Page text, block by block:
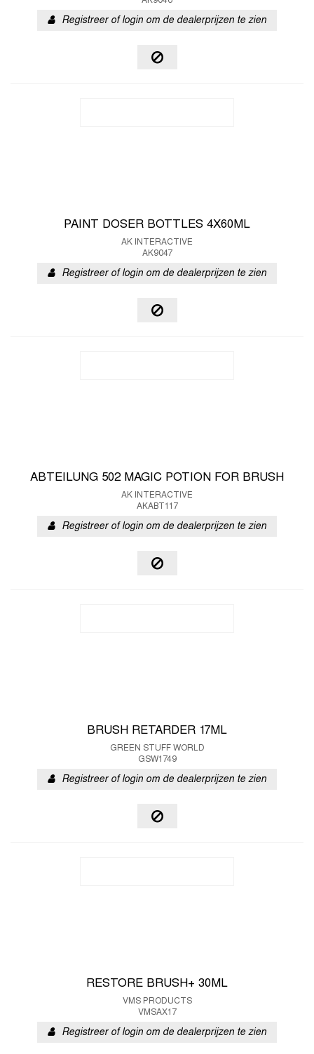
Registreer of login om de dealerprijzen te zien
PAINT DOSER BOTTLES 4X60ML
AK INTERACTIVE
AK9047
Registreer of login om de dealerprijzen te zien
ABTEILUNG 502 MAGIC POTION FOR BRUSH
AK INTERACTIVE
AKABT117
Registreer of login om de dealerprijzen te zien
BRUSH RETARDER 17ML
GREEN STUFF WORLD
GSW1749
Registreer of login om de dealerprijzen te zien
RESTORE BRUSH+ 30ML
VMS PRODUCTS
VMSAX17
Registreer of login om de dealerprijzen te zien